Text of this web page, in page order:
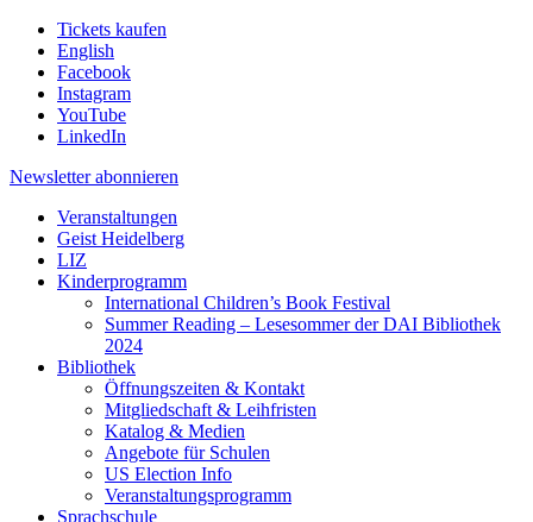
Tickets kaufen
English
Facebook
Instagram
YouTube
LinkedIn
Newsletter abonnieren
Veranstaltungen
Geist Heidelberg
LIZ
Kinderprogramm
International Children’s Book Festival
Summer Reading – Lesesommer der DAI Bibliothek
2024
Bibliothek
Öffnungszeiten & Kontakt
Mitgliedschaft & Leihfristen
Katalog & Medien
Angebote für Schulen
US Election Info
Veranstaltungsprogramm
Sprachschule